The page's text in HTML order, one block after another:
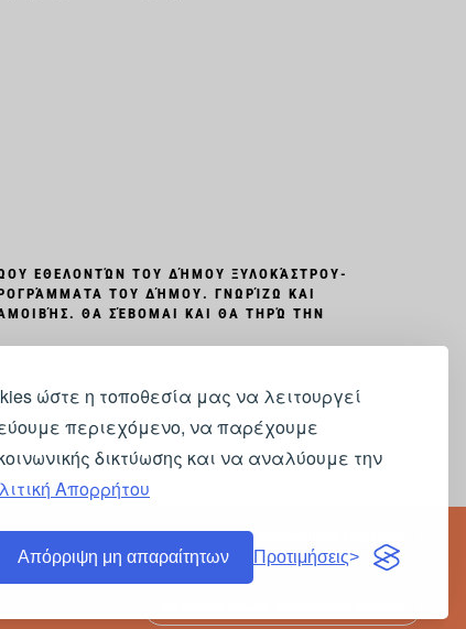
ώστε η τοποθεσία μας να λειτουργεί
περιεχόμενο, να παρέχουμε
δικτύωσης και να αναλύουμε την
Απορρήτου
Απόρριψη μη απαραίτητων Προτιμήσεις
ΕΘΕΛΟΝΤΏΝ ΤΟΥ ΔΉΜΟΥ ΞΥΛΟΚΆΣΤΡΟΥ-
ΤΟΥ ΔΉΜΟΥ. ΓΝΩΡΊΖΩ ΚΑΙ
ΘΑ ΣΈΒΟΜΑΙ ΚΑΙ ΘΑ ΤΗΡΏ ΤΗΝ